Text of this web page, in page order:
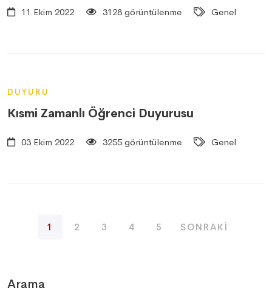
Arama
11 Ekim 2022 3128 görüntülenme Genel
DUYURU
Kısmi Zamanlı Öğrenci Duyurusu
03 Ekim 2022 3255 görüntülenme Genel
1 2 3 4 5 SONRAKI